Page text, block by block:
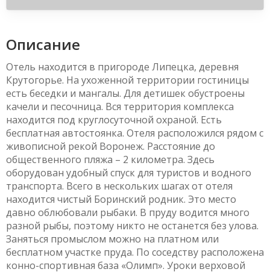
Описание
Отель находится в пригороде Липецка, деревня
Крутогорье. На ухоженной территории гостиницы
есть беседки и мангалы. Для детишек обустроены
качели и песочница. Вся территория комплекса
находится под круглосуточной охраной. Есть
бесплатная автостоянка. Отеля расположился рядом с
живописной рекой Воронеж. Расстояние до
общественного пляжа – 2 километра. Здесь
оборудован удобный спуск для туристов и водного
транспорта. Всего в нескольких шагах от отеля
находится чистый Боринский родник. Это место
давно облюбовали рыбаки. В пруду водится много
разной рыбы, поэтому никто не останется без улова.